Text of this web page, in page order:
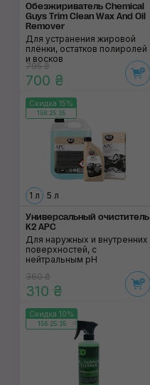
Обезжириватель Chemical
Guys Trim Clean Wax And Oil
Remover
Для устранения жировой
плёнки, остатков полиролей
и восков
795 ₴
700 ₴
Скидка 15%
156:25:35
1 л 5 л
Универсальный очис­титель
K2 APC
Для наружных и внутренних
поверхностей, с
нейтральным pH
360 ₴
310 ₴
Скидка 10%
156:25:35